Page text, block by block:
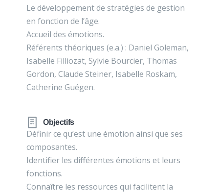
Le développement de stratégies de gestion
en fonction de l’âge.
Accueil des émotions.
Référents théoriques (e.a.) : Daniel Goleman,
Isabelle Filliozat, Sylvie Bourcier, Thomas
Gordon, Claude Steiner, Isabelle Roskam,
Catherine Guégen.
Objectifs
Définir ce qu’est une émotion ainsi que ses
composantes.
Identifier les différentes émotions et leurs
fonctions.
Connaître les ressources qui facilitent la